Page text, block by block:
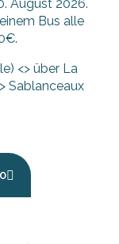
August 2026.
Bus alle
<> über La
Sablanceaux